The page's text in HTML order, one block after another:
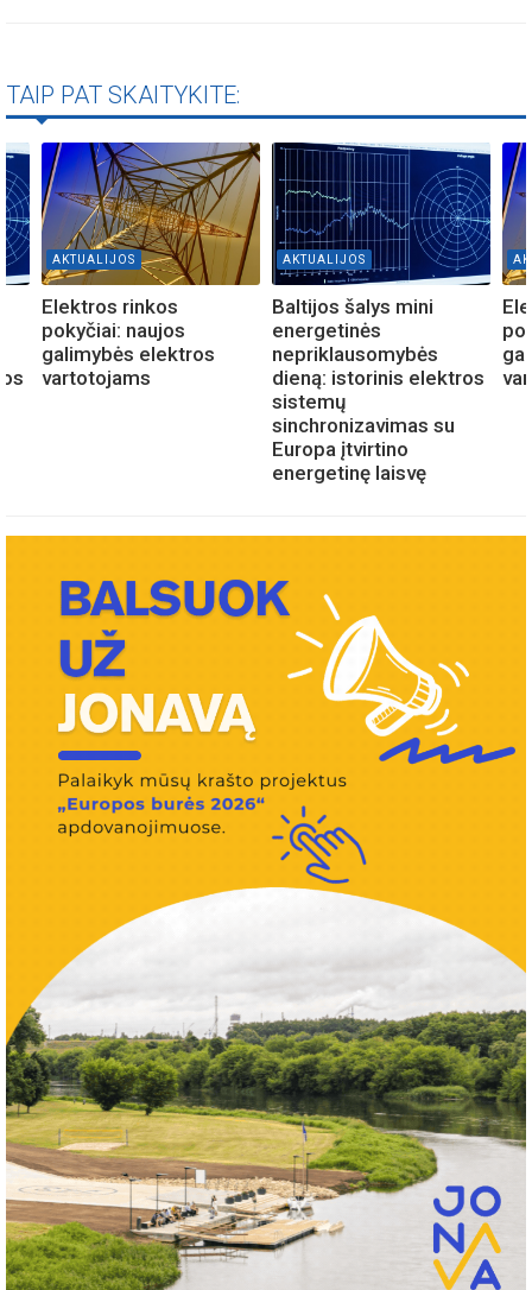
TAIP PAT SKAITYKITE:
AKTUALIJOS
Elektros rinkos
pokyčiai: naujos
galimybės elektros
vartotojams
AKTUALIJOS
Baltijos šalys mini
energetinės
nepriklausomybės
dieną: istorinis elektros
sistemų
sinchronizavimas su
Europa įtvirtino
energetinę laisvę